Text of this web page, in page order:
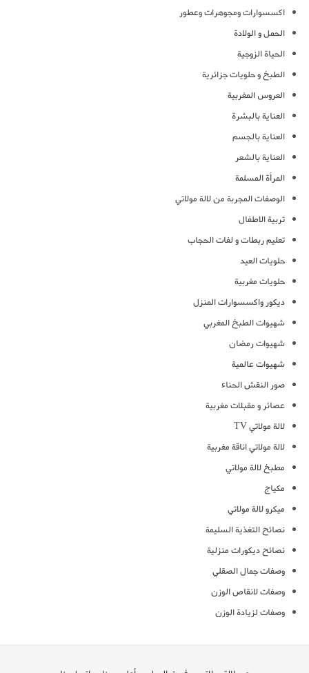
اكسسوارات ومجوهرات وعطور
الحمل و الولادة
الحياة الزوجية
الطبخ و حلويات جزائرية
العروس المغربية
العناية بالبشرة
العناية بالجسم
العناية بالشعر
المرأة المسلمة
الوصفات المجربة من لالة مولاتي
تربية الاطفال
تعليم ربطات و لفات الحجاب
حلويات العيد
حلويات مغربية
ديكور واكسسوارات المنزل
شهيوات الطبخ المغربي
شهيوات رمضان
شهيوات عالمية
صور النقش الحناء
عصائر و مقبلات مغربية
لالة مولاتي TV
لالة مولاتي اناقة مغربية
مطبخ لالة مولاتي
مكياج
ميكرو لالة مولاتي
نصائح التغذية السليمة
نصائح ديكورات منزلية
وصفات جمال الصقلي
وصفات لانقاص الوزن
وصفات لزيادة الوزن